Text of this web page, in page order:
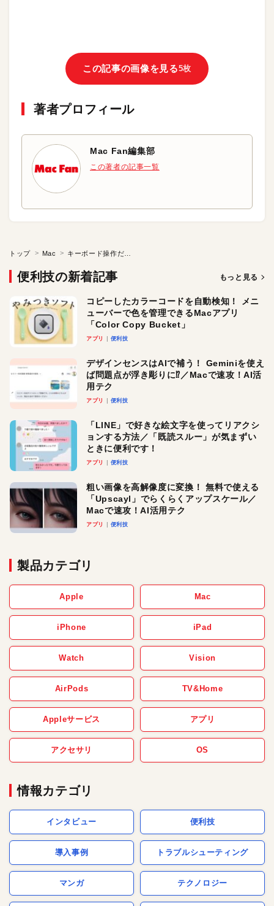
この記事の画像を見る5枚
著者プロフィール
Mac Fan編集部
この著者の記事一覧
トップ Mac
便利技の新着記事 もっと見る
コピーしたカラーコードを自動検知！ メニ
ューバーで色を管理できるMacアプリ
「Color Copy Bucket」
アプリ 便利技
デザインセンスはAIで補う！ Geminiを使え
ば問題点が浮き彫りに⁉︎／Macで速攻！AI活
用テク
アプリ 便利技
「LINE」で好きな絵文字を使ってリアクシ
ョンする方法／「既読スルー」が気まずい
ときに便利です！
アプリ 便利技
粗い画像を高解像度に変換！ 無料で使える
「Upscayl」でらくらくアップスケール／
Macで速攻！AI活用テク
アプリ 便利技
製品カテゴリ
Apple Mac
iPhone iPad
Watch Vision
AirPods TV&Home
Appleサービス アプリ
アクセサリ OS
情報カテゴリ
インタビュー 便利技
導入事例 トラブルシューティング
マンガ テクノロジー